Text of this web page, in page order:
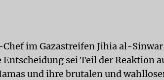
Chef im Gazastreifen Jihia al-
sei Teil der Reaktion
und ihre brutalen und